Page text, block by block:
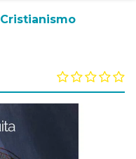
Cristianismo